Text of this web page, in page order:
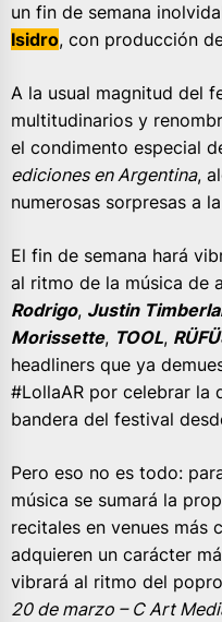
un fin de semana
Isidro, con producción
A la usual magnitud del
multitudinarios y
el condimento especial
ediciones en Argentina,
numerosas sorpresas a
El fin de semana hará
al ritmo de la música de
Rodrigo, Justin
Morissette, TOOL,
headliners que ya
#LollaAR por celebrar la
bandera del festival
Pero eso no es todo:
música se sumará la
recitales en venues más
adquieren un carácter
vibrará al ritmo del
20 de marzo – C Art